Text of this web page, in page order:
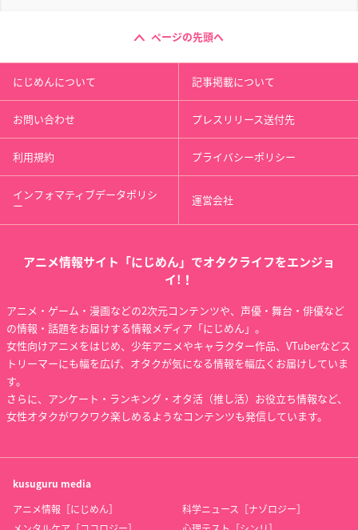
ページの先頭へ
にじめんについて 記事掲載について
お問い合わせ プレスリリース送付先
利用規約 プライバシーポリシー
インフォマティブデータポリシ
ー 運営会社
アニメ情報サイト「にじめん」でオタクライフをエンジョ
イ!！
アニメ・ゲーム・漫画などの2次元コンテンツや、声優・舞台・俳優など
の情報・話題をお届けする情報メディア「にじめん」。
女性向けアニメをはじめ、少年アニメやキャラクター作品、VTuberなどス
トリーマーにも幅を広げ、オタクが気になる情報を幅広くお届けしていま
す。
さらに、アンケート・ランキング・オタ活（推し活）お役立ち情報など、
女性オタクがワクワク楽しめるようなコンテンツも発信しています。
kusuguru media
アニメ情報［にじめん］
科学ニュース［ナゾロジー］